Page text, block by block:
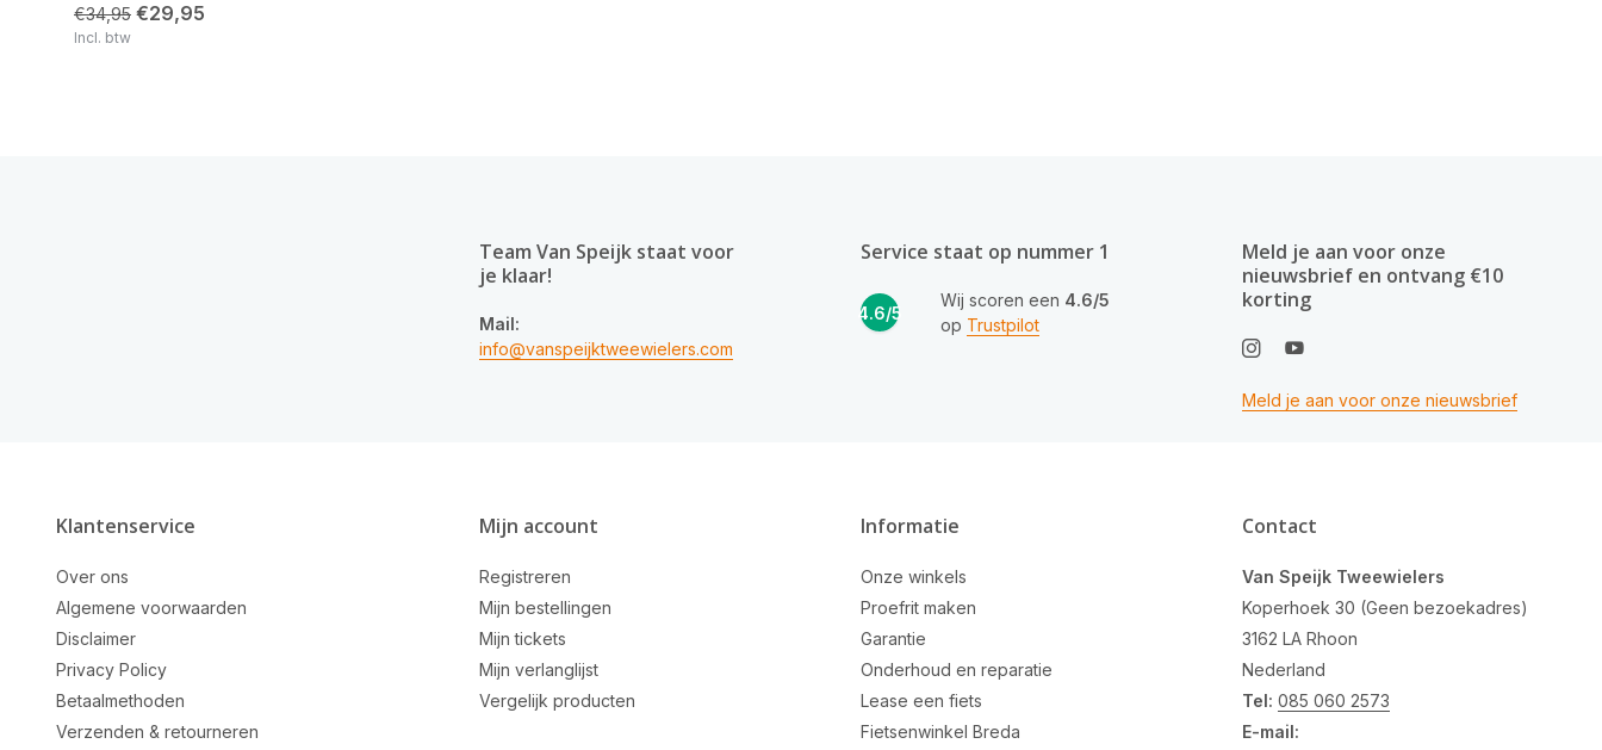
€34,95 €29,95
Incl. btw
Team Van Speijk staat voor
je klaar!
Mail:
info@vanspeijktweewielers.com
Service staat op nummer 1
4.6/5
Wij scoren een 4.6/5
op Trustpilot
Meld je aan voor onze
nieuwsbrief en ontvang €10
korting
Meld je aan voor onze nieuwsbrief
Klantenservice
Over ons
Algemene voorwaarden
Disclaimer
Privacy Policy
Betaalmethoden
Verzenden & retourneren
Mijn account
Registreren
Mijn bestellingen
Mijn tickets
Mijn verlanglijst
Vergelijk producten
Informatie
Onze winkels
Proefrit maken
Garantie
Onderhoud en reparatie
Lease een fiets
Fietsenwinkel Breda
Contact
Van Speijk Tweewielers
Koperhoek 30 (Geen bezoekadres)
3162 LA Rhoon
Nederland
Tel: 085 060 2573
E-mail: